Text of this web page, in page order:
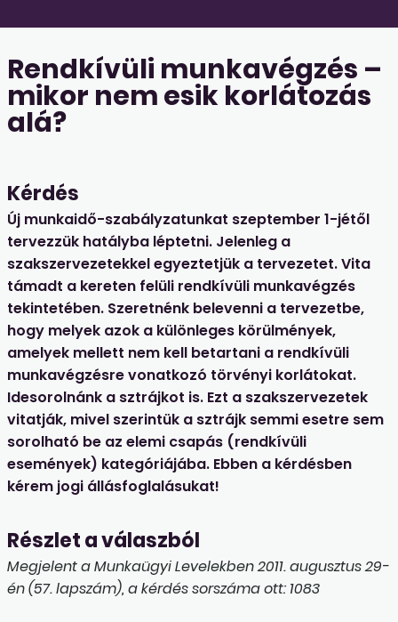
Rendkívüli munkavégzés –
mikor nem esik korlátozás
alá?
Kérdés
Új munkaidő-szabályzatunkat szeptember 1-jétől
tervezzük hatályba léptetni. Jelenleg a
szakszervezetekkel egyeztetjük a tervezetet. Vita
támadt a kereten felüli rendkívüli munkavégzés
tekintetében. Szeretnénk belevenni a tervezetbe,
hogy melyek azok a különleges körülmények,
amelyek mellett nem kell betartani a rendkívüli
munkavégzésre vonatkozó törvényi korlátokat.
Idesorolnánk a sztrájkot is. Ezt a szakszervezetek
vitatják, mivel szerintük a sztrájk semmi esetre sem
sorolható be az elemi csapás (rendkívüli
események) kategóriájába. Ebben a kérdésben
kérem jogi állásfoglalásukat!
Részlet a válaszból
Megjelent a Munkaügyi Levelekben 2011. augusztus 29-
én (57. lapszám), a kérdés sorszáma ott: 1083